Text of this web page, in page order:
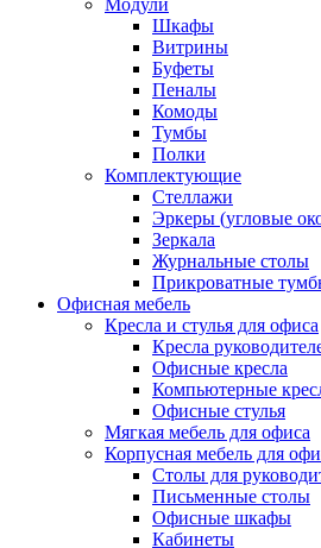
Шкафы
Витрины
Буфеты
Пеналы
Комоды
Тумбы
Полки
Комплектующие
Стеллажи
Эркеры (угловые
Зеркала
Журнальные столы
Прикроватные
Офисная мебель
Кресла и стулья для офиса
Кресла
Офисные кресла
Компьютерные
Офисные стулья
Мягкая мебель для офиса
Корпусная мебель для
Столы для
Письменные столы
Офисные шкафы
Кабинеты